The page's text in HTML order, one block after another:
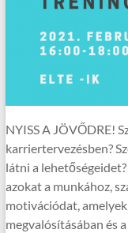
NYISS A JÖVŐDRE!
karriertervezésben?
látni a
azokat a munkához,
motivációdat,
megvalósításában és